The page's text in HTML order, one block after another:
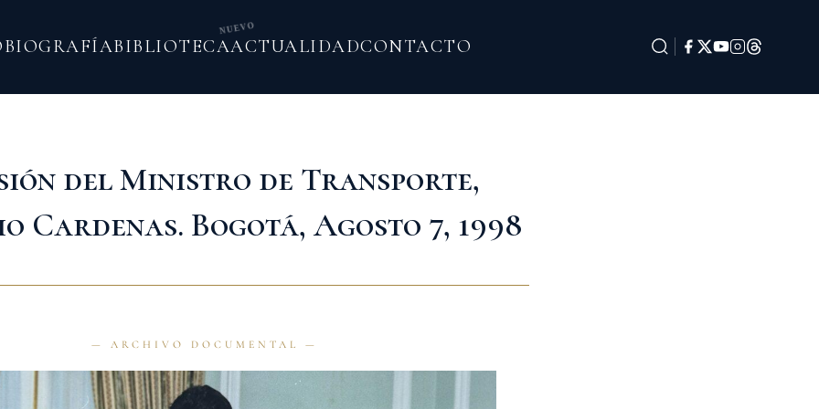
BIOGRAFÍABIBLIOTECA
NUEVO
ACTUALIDADCONTACTO
del Ministro de Transporte,
Cardenas. Bogotá, Agosto 7, 1998